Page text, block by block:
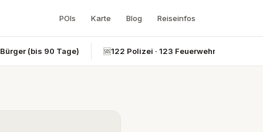
POIs Karte Blog Reiseinfos
(bis 90 Tage) 🆘122 Polizei · 123 Feuerwehr · 124